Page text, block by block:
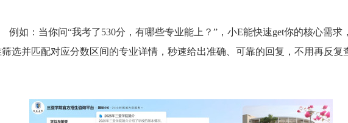
如：当你问“我考了530分，有哪些专业能上？”，小E能快速get你的核心需求
筛选并匹配对应分数区间的专业详情，秒速给出准确、可靠的回复，不用再反复